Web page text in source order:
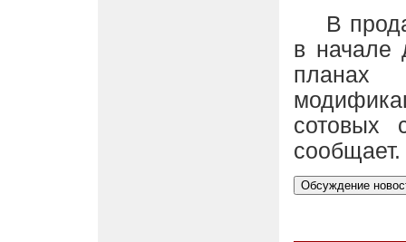
В
в начале
сотовых
сообщает.